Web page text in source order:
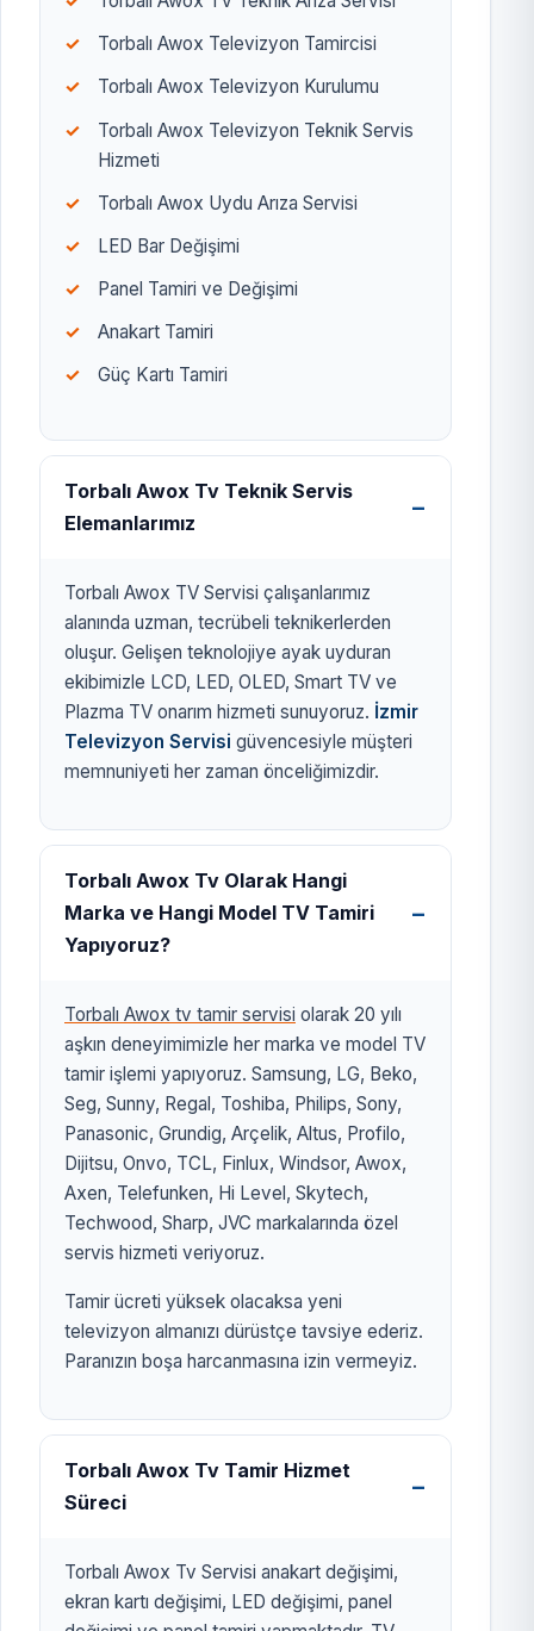
Torbalı Awox Televizyon Tamircisi
Torbalı Awox Televizyon Kurulumu
Torbalı Awox Televizyon Teknik Servis
Hizmeti
Torbalı Awox Uydu Arıza Servisi
LED Bar Değişimi
Panel Tamiri ve Değişimi
Anakart Tamiri
Güç Kartı Tamiri
Torbalı Awox Tv Teknik Servis
Elemanlarımız
Torbalı Awox TV Servisi çalışanlarımız
alanında uzman, tecrübeli teknikerlerden
oluşur. Gelişen teknolojiye ayak uyduran
ekibimizle LCD, LED, OLED, Smart TV ve
Plazma TV onarım hizmeti sunuyoruz. İzmir
Televizyon Servisi güvencesiyle müşteri
memnuniyeti her zaman önceliğimizdir.
Torbalı Awox Tv Olarak Hangi
Marka ve Hangi Model TV Tamiri
Yapıyoruz?
Torbalı Awox tv tamir servisi olarak 20 yılı
aşkın deneyimimizle her marka ve model TV
tamir işlemi yapıyoruz. Samsung, LG, Beko,
Seg, Sunny, Regal, Toshiba, Philips, Sony,
Panasonic, Grundig, Arçelik, Altus, Profilo,
Dijitsu, Onvo, TCL, Finlux, Windsor, Awox,
Axen, Telefunken, Hi Level, Skytech,
Techwood, Sharp, JVC markalarında özel
servis hizmeti veriyoruz.
Tamir ücreti yüksek olacaksa yeni
televizyon almanızı dürüstçe tavsiye ederiz.
Paranızın boşa harcanmasına izin vermeyiz.
Torbalı Awox Tv Tamir Hizmet
Süreci
Torbalı Awox Tv Servisi anakart değişimi,
ekran kartı değişimi, LED değişimi, panel